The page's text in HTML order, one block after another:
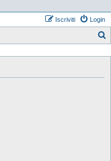
Login
Iscriviti